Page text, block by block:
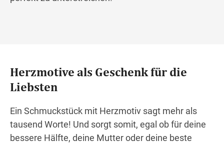
Herzmotive als Geschenk für die
Liebsten
Ein Schmuckstück mit Herzmotiv sagt mehr als
tausend Worte! Und sorgt somit, egal ob für deine
bessere Hälfte, deine Mutter oder deine beste